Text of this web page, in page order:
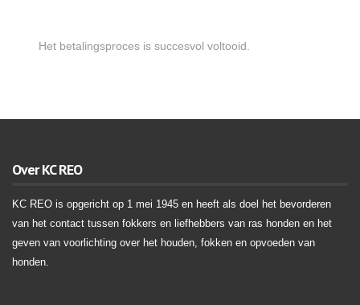
Het betalingsproces is succesvol voltooid.
Over KC REO
KC REO is opgericht op 1 mei 1945 en heeft als doel het bevorderen
van het contact tussen fokkers en liefhebbers van ras honden en het
geven van voorlichting over het houden, fokken en opvoeden van
honden.